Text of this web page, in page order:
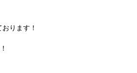
ります！